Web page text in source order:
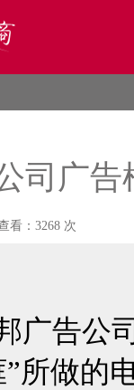
司广告
看：3268 次
广告公
”所做的